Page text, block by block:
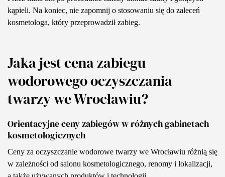
kąpieli. Na koniec, nie zapomnij o stosowaniu się do zaleceń
kosmetologa, który przeprowadził zabieg.
Jaka jest cena zabiegu
wodorowego oczyszczania
twarzy we Wrocławiu?
Orientacyjne ceny zabiegów w różnych gabinetach
kosmetologicznych
Ceny za oczyszczanie wodorowe twarzy we Wrocławiu różnią się
w zależności od salonu kosmetologicznego, renomy i lokalizacji,